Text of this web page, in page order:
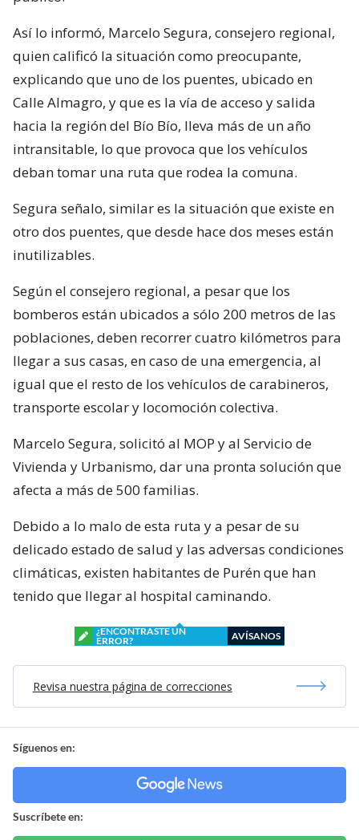
Así lo informó, Marcelo Segura, consejero regional,
quien calificó la situación como preocupante,
explicando que uno de los puentes, ubicado en
Calle Almagro, y que es la vía de acceso y salida
hacia la región del Bío Bío, lleva más de un año
intransitable, lo que provoca que los vehículos
deban tomar una ruta que rodea la comuna.
Segura señalo, similar es la situación que existe en
otro dos puentes, que desde hace dos meses están
inutilizables.
Según el consejero regional, a pesar que los
bomberos están ubicados a sólo 200 metros de las
poblaciones, deben recorrer cuatro kilómetros para
llegar a sus casas, en caso de una emergencia, al
igual que el resto de los vehículos de carabineros,
transporte escolar y locomoción colectiva.
Marcelo Segura, solicitó al MOP y al Servicio de
Vivienda y Urbanismo, dar una pronta solución que
afecta a más de 500 familias.
Debido a lo malo de esta ruta y a pesar de su
delicado estado de salud y las adversas condiciones
climáticas, existen habitantes de Purén que han
tenido que llegar al hospital caminando.
¿ENCONTRASTE UN
ERROR?
AVÍSANOS
Revisa nuestra página de correcciones
Síguenos en:
Suscríbete en: